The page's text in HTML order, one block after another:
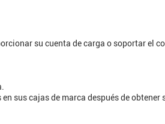
su cuenta de carga o soportar el
sus cajas de marca después de